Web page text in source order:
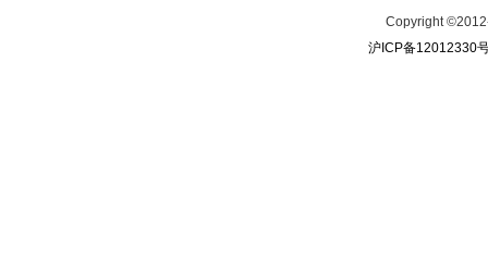
Copyright
沪ICP备12012330